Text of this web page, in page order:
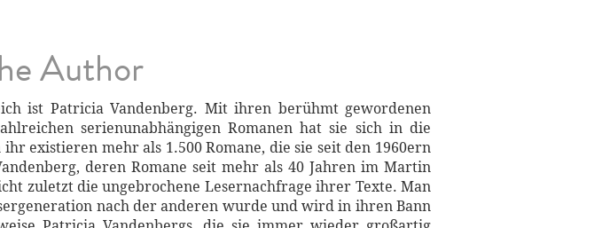
Author
ist Patricia Vandenberg. Mit ihren berühmt gewordenen
serienunabhängigen Romanen hat sie sich in die
existieren mehr als 1.500 Romane, die sie seit den 1960ern
deren Romane seit mehr als 40 Jahren im Martin
zuletzt die ungebrochene Lesernachfrage ihrer Texte. Man
nach der anderen wurde und wird in ihren Bann